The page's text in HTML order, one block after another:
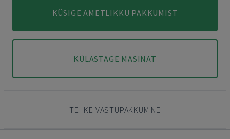
KÜSIGE AMETLIKKU PAKKUMIST
KÜLASTAGE MASINAT
TEHKE VASTUPAKKUMINE